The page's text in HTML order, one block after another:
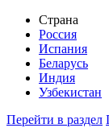
Страна
Россия
Испания
Беларусь
Индия
Узбекистан
Перейти в раздел